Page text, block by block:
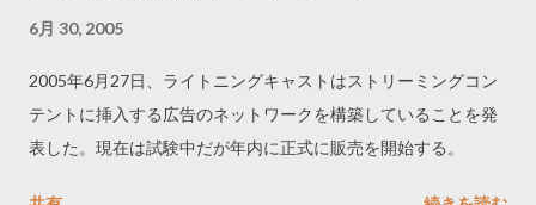
6月 30, 2005
2005年6月27日、ライトニングキャストはストリーミングコン
テントに挿入する広告のネットワークを構築していることを発
表した。現在は試験中だが年内に正式に販売を開始する。